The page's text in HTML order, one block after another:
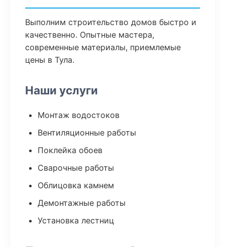
Выполним строительство домов быстро и
качественно. Опытные мастера,
современные материалы, приемлемые
цены в Тула.
Наши услуги
Монтаж водостоков
Вентиляционные работы
Поклейка обоев
Сварочные работы
Облицовка камнем
Демонтажные работы
Установка лестниц